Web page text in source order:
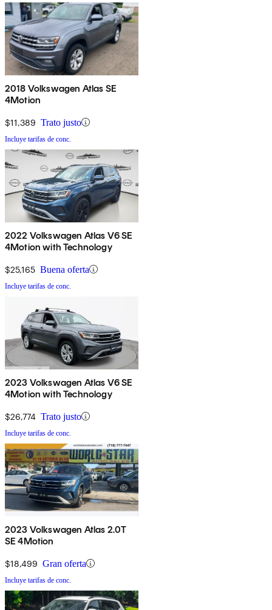
2018 Volkswagen Atlas SE
4Motion
$11,389 Trato justo
Incluye tarifas de conc.
2022 Volkswagen Atlas V6 SE
4Motion with Technology
$25,165 Buena oferta
Incluye tarifas de conc.
2023 Volkswagen Atlas V6 SE
4Motion with Technology
$26,774 Trato justo
Incluye tarifas de conc.
2023 Volkswagen Atlas 2.0T
SE 4Motion
$18,499 Gran oferta
Incluye tarifas de conc.